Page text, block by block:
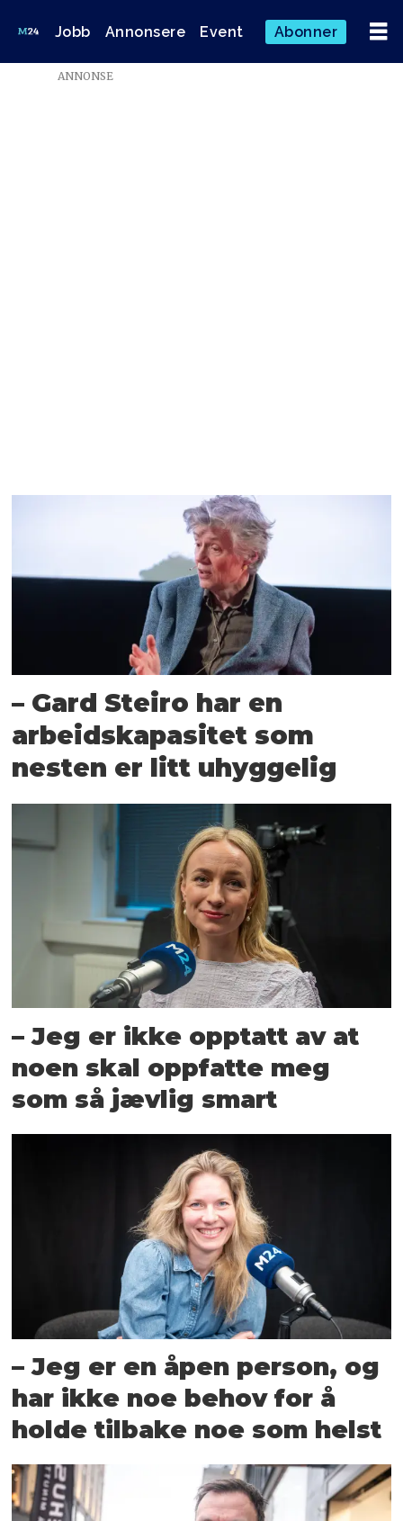
Jobb Annonsere Event Abonner
Emne:
ANNONSE
– Gard Steiro har en
arbeidskapasitet som
nesten er litt uhyggelig
– Jeg er ikke opptatt av at
noen skal oppfatte meg
som så jævlig smart
– Jeg er en åpen person, og
har ikke noe behov for å
holde tilbake noe som helst